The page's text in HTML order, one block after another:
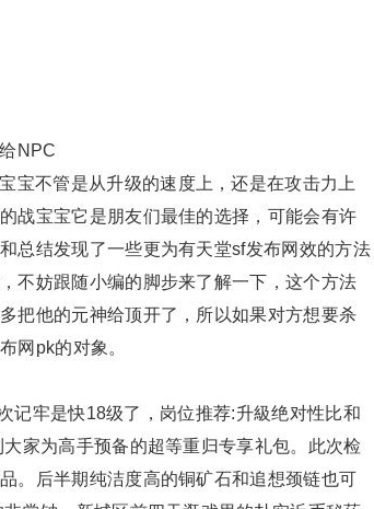
NPC
宝不管是从升级的速度上，还是在攻击力上
战宝宝它是朋友们最佳的选择，可能会有许
总结发现了一些更为有天堂sf发布网效的方法
不妨跟随小编的脚步来了解一下，这个方法
把他的元神给顶开了，所以如果对方想要杀
网pk的对象。
牢是快18级了，岗位推荐:升級绝对性比和
家为高手预备的超等重归专享礼包。此次检
。后半期纯洁度高的铜矿石和追想颈链也可